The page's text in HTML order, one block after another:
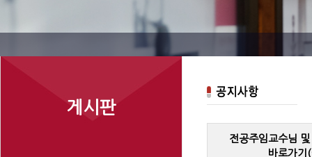
게시판
전공주임교수님
바로가기